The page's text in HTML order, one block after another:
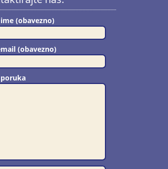
(obavezno)
(obavezno)
poruka